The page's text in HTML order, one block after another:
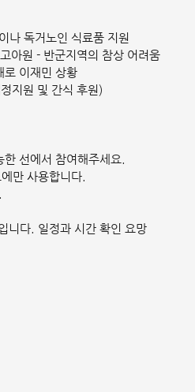
나 독거노인 식료품 지원
원 - 반군지역의 참상 어려움
로 이재민 상황
지원 및 간식 후원)
선에서 참여해주세요.
만 사용합니다.
니다. 일정과 시간 확인 요망